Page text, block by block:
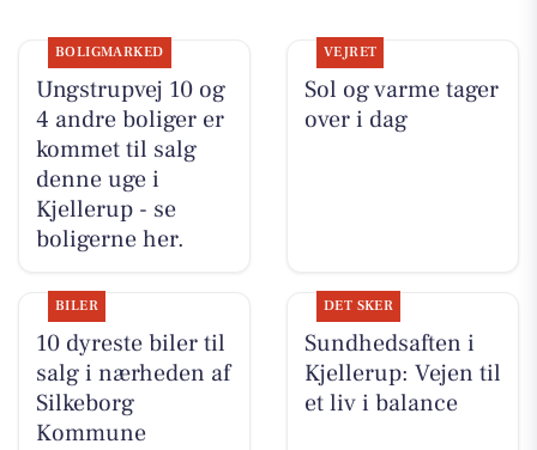
BOLIGMARKED
Ungstrupvej 10 og
4 andre boliger er
kommet til salg
denne uge i
Kjellerup - se
boligerne her.
VEJRET
Sol og varme tager
over i dag
BILER
10 dyreste biler til
salg i nærheden af
Silkeborg
Kommune
DET SKER
Sundhedsaften i
Kjellerup: Vejen til
et liv i balance